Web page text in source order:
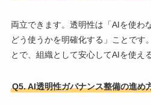
両立できます。透明性は「AIを使わ
どう使うかを明確化する」ことです
とで、組織として安心してAIを使え
Q5. AI透明性ガバナンス整備の進め